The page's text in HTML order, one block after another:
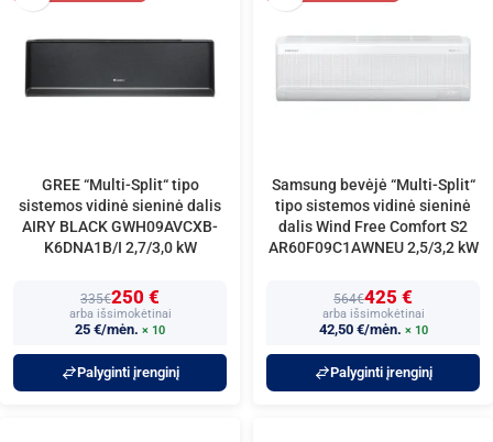
GREE “Multi-Split“ tipo
sistemos vidinė sieninė dalis
AIRY BLACK GWH09AVCXB-
K6DNA1B/I 2,7/3,0 kW
335€250 €
arba išsimokėtinai
25 €/mėn. × 10
Palyginti įrenginį
Samsung bevėjė “Multi-Split“
tipo sistemos vidinė sieninė
dalis Wind Free Comfort S2
AR60F09C1AWNEU 2,5/3,2 kW
564€425 €
arba išsimokėtinai
42,50 €/mėn. × 10
Palyginti įrenginį